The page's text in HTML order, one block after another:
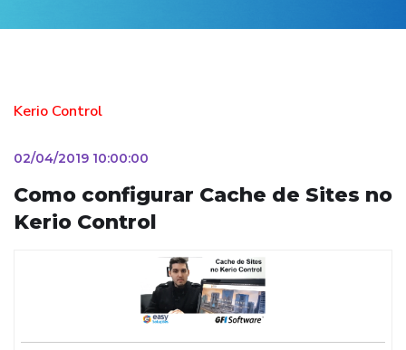
Kerio Control
02/04/2019 10:00:00
Como configurar Cache de Sites no
Kerio Control